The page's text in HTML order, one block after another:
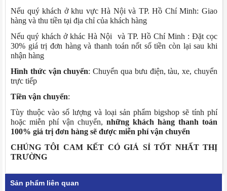
Nếu quý khách ở khu vực Hà Nội và TP. Hồ Chí Minh: Giao
hàng và thu tiền tại địa chỉ của khách hàng
Nếu quý khách ở khác Hà Nội và TP. Hồ Chí Minh : Đặt cọc
30% giá trị đơn hàng và thanh toán nốt số tiền còn lại sau khi
nhận hàng
Hình thức vận chuyển: Chuyển qua bưu điện, tàu, xe, chuyển
trực tiếp
Tiền vận chuyển:
Tùy thuộc vào số lượng và loại sản phẩm bigshop sẽ tính phí
hoặc miễn phí vận chuyển, những khách hàng thanh toán
100% giá trị đơn hàng sẽ được miễn phí vận chuyển
CHÚNG TÔI CAM KẾT CÓ GIÁ SỈ TỐT NHẤT THỊ
TRƯỜNG
Sản phẩm liên quan